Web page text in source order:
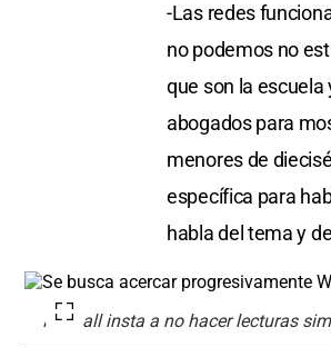
-Las redes
no podemos no
que son la escuela
abogados para
menores de
específica para
habla del tema y
Raspall insta a no hacer lecturas